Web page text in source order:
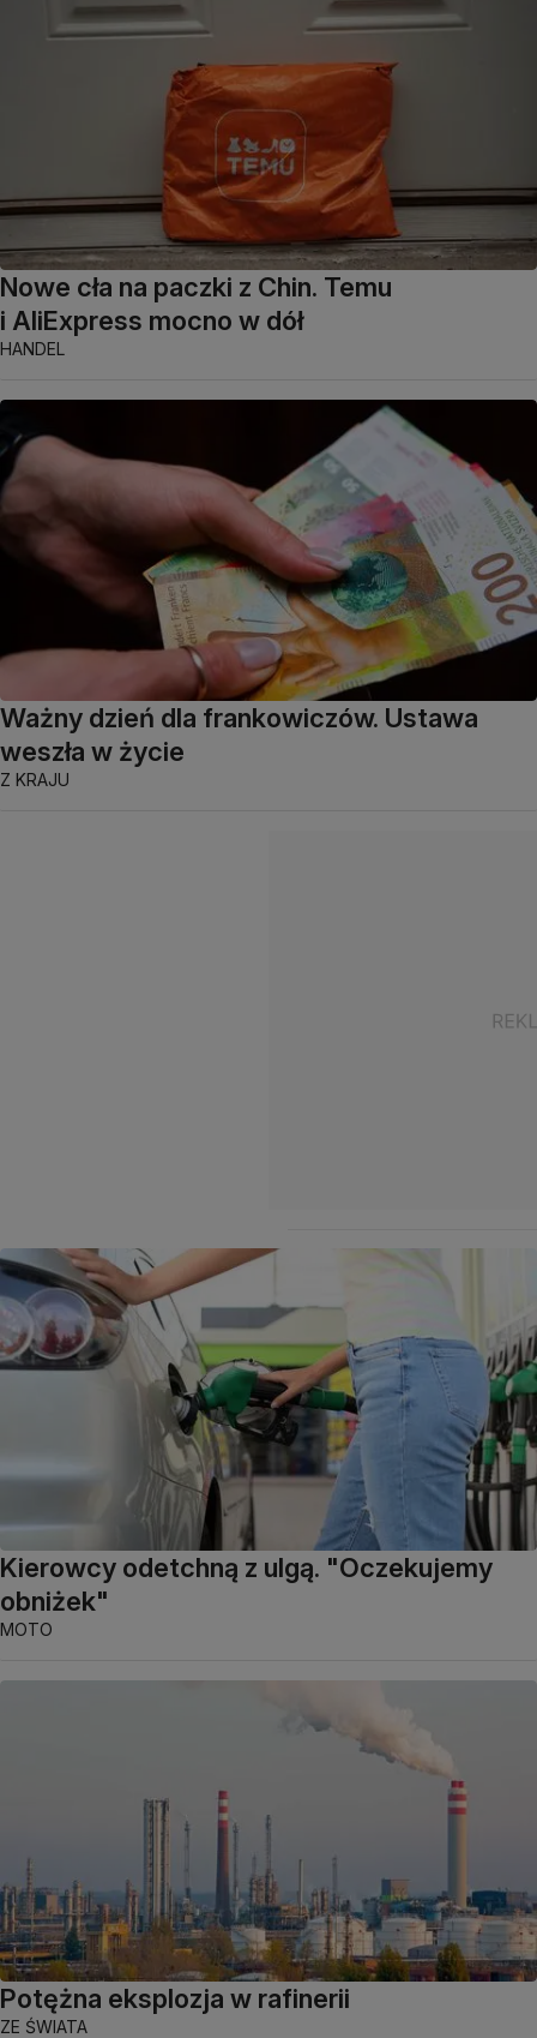
Nowe cła na paczki z Chin. Temu
i AliExpress mocno w dół
HANDEL
Ważny dzień dla frankowiczów. Ustawa
weszła w życie
Z KRAJU
Kierowcy odetchną z ulgą. "Oczekujemy
obniżek"
MOTO
Potężna eksplozja w rafinerii
ZE ŚWIATA